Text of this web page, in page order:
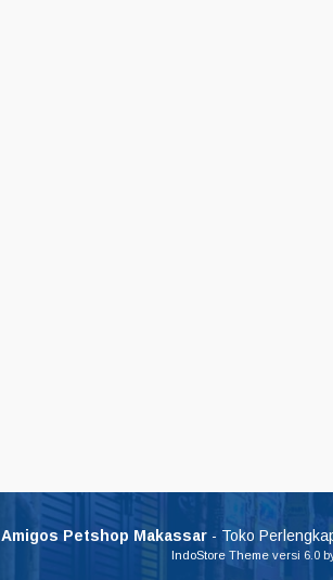
Amigos Petshop Makassar- Toko
IndoStore Theme versi 6.0